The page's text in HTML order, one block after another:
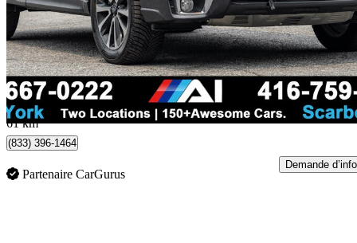
19 980 $ Bonne
351 $/mois env.
North York, ON
61 km
(833) 396-1464
Partenaire CarGurus
Demande d’info